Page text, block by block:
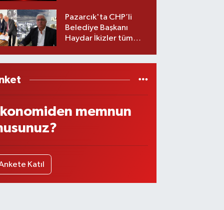
görev değişikliği!
Pazarcık'ta CHP’li
Belediye Başkanı
Haydar İkizler tüm
memnun
Katıl